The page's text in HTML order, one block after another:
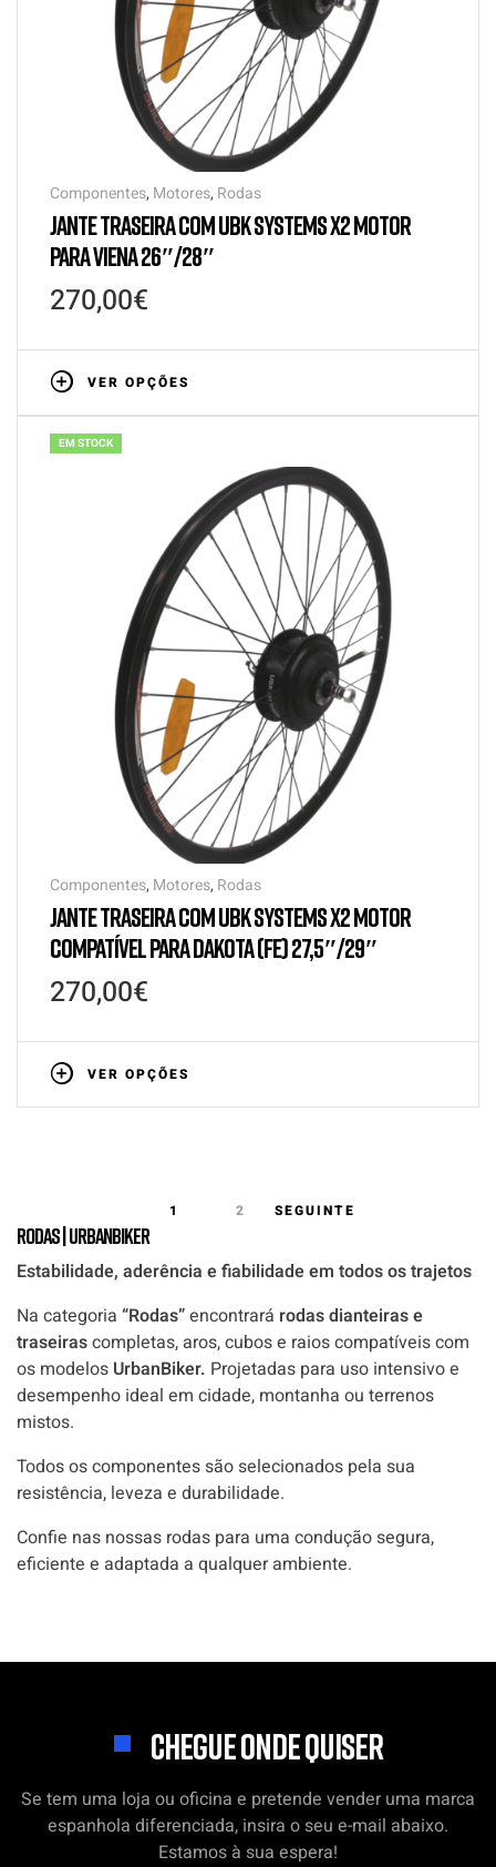
Componentes, Motores, Rodas
JANTE TRASEIRA COM UBK SYSTEMS X2 MOTOR
PARA VIENA 26″/28″
270,00€
VER OPÇÕES
EM STOCK
Componentes, Motores, Rodas
JANTE TRASEIRA COM UBK SYSTEMS X2 MOTOR
COMPATÍVEL PARA DAKOTA (FE) 27,5″/29″
270,00€
VER OPÇÕES
1 2 SEGUINTE
Rodas | UrbanBiker
Estabilidade, aderência e fiabilidade em todos os trajetos
Na categoria “Rodas”encontrará rodas dianteiras e
traseirascompletas, aros, cubos e raios compatíveis com
os modelos UrbanBiker. Projetadas para uso intensivo e
desempenho ideal em cidade, montanha ou terrenos
mistos.
Todos os componentes são selecionados pela sua
resistência, leveza e durabilidade.
Confie nas nossas rodas para uma condução segura,
eficiente e adaptada a qualquer ambiente.
CHEGUE ONDE QUISER
Se tem uma loja ou oficina e pretende vender uma marca
espanhola diferenciada, insira o seu e-mail abaixo.
Estamos à sua espera!